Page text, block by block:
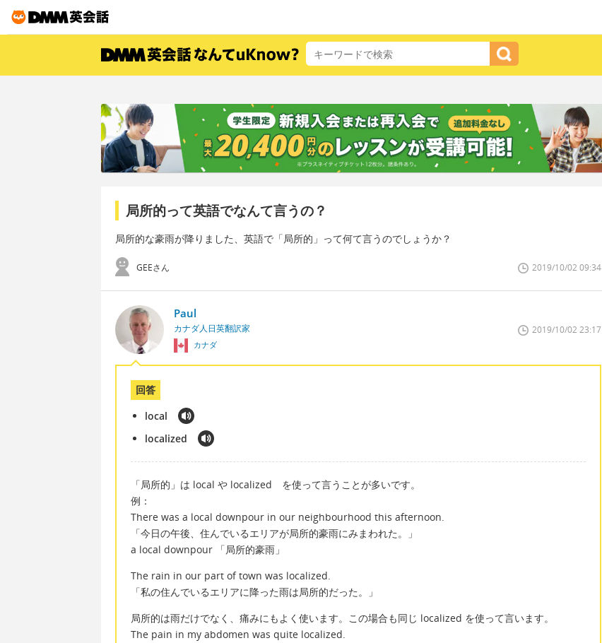
局所的って英語でなんて言うの？
局所的な豪雨が降りました、英語で「局所的」って何て言うのでしょうか？
GEEさん 2019/10/02 09:34
Paul
カナダ人日英翻訳家
カナダ
2019/10/02 23:17
回答
local
localized
「局所的」は local や localized を使って言うことが多いです。
例：
There was a local downpour in our neighbourhood this afternoon.
「今日の午後、住んでいるエリアが局所的豪雨にみまわれた。」
a local downpour 「局所的豪雨」
The rain in our part of town was localized.
「私の住んでいるエリアに降った雨は局所的だった。」
局所的は雨だけでなく、痛みにもよく使います。この場合も同じ localized を使って言います。
The pain in my abdomen was quite localized.